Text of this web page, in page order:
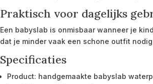
Praktisch voor dagelijks
Een babyslab is onmisbaar wanneer je
dat je minder vaak een schone outfit
Specificaties
Product: handgemaakte babyslab